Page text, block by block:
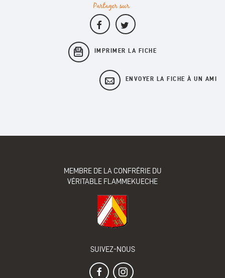
Partager sur
IMPRIMER LA FICHE
ENVOYER LA FICHE À UN AMI
MEMBRE DE LA CONFRÉRIE DU
VÉRITABLE FLAMMEKUECHE
SUIVEZ-NOUS